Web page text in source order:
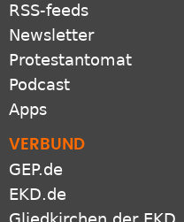
RSS-feeds
Newsletter
Protestantomat
Podcast
Apps
VERBUND
GEP.de
EKD.de